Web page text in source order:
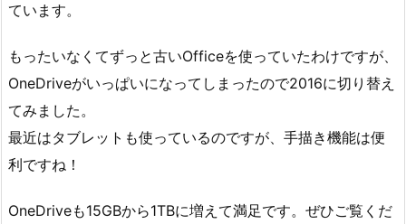
ています。
もったいなくてずっと古いOfficeを使っていたわけですが、
OneDriveがいっぱいになってしまったので2016に切り替え
てみました。
最近はタブレットも使っているのですが、手描き機能は便
利ですね！
OneDriveも15GBから1TBに増えて満足です。ぜひご覧くだ